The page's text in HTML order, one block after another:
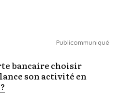
Publicommuniqué
bancaire choisir
son activité en